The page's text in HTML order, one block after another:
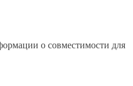
о совместимости для